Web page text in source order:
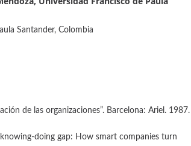
Santander, Colombia
de las organizaciones”. Barcelona: Ariel. 1987.
doing gap: How smart companies turn